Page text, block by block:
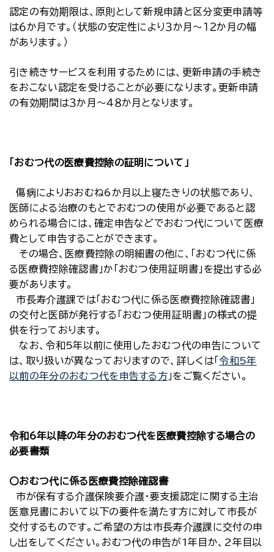
認定の有効期限は、原則として新規申請と区分変更申請等
は６か月です。（状態の安定性により３か月～１２か月の幅
があります。）
引き続きサービスを利用するためには、更新申請の手続き
をおこない認定を受けることが必要になります。更新申請
の有効期間は３か月～４８か月となります。
「おむつ代の医療費控除の証明について」
傷病によりおおむね6か月以上寝たきりの状態であり、
医師による治療のもとでおむつの使用が必要であると認
められる場合には、確定申告などでおむつ代について医療
費として申告することができます。
その場合、医療費控除の明細書の他に、「おむつ代に係
る医療費控除確認書」か「おむつ使用証明書」を提出する必
要があります。
市長寿介護課では「おむつ代に係る医療費控除確認書」
の交付と医師が発行する「おむつ使用証明書」の様式の提
供を行っております。
なお、令和5年以前に使用したおむつ代の申告について
は、取り扱いが異なっておりますので、詳しくは「 令和5年
以前の年分のおむつ代を申告する方 」をご覧ください。
令和6年以降の年分のおむつ代を医療費控除する場合の
必要書類
〇おむつ代に係る医療費控除確認書
市が保有する介護保険要介護・要支援認定に関する主治
医意見書において以下の要件を満たす方に対して市長が
交付するものです。ご希望の方は市長寿介護課に交付の申
し出をしてください。おむつ代の申告が1年目か、2年目以